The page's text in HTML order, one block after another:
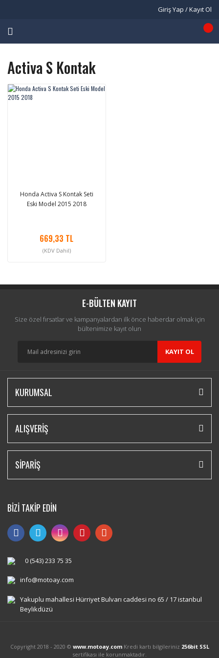
Giriş Yap / Kayıt Ol
Activa S Kontak
Honda Activa S Kontak Seti
Eski Model 2015 2018
669,33 TL
(KDV Dahil)
E-BÜLTEN KAYIT
Size özel fırsatlar ve kampanyalardan ilk önce haberdar olmak için
bültenimize kayıt olun
KAYIT OL
KURUMSAL
ALIŞVERİŞ
SİPARİŞ
BİZİ TAKİP EDİN
0 (543) 233 75 35
info@motoay.com
Yakuplu mahallesi Hürriyet Bulvarı caddesi no 65 / 17 istanbul
Beylikdüzü
Copyright 2018 - 2020 © www.motoay.comKredi kartı bilgileriniz 256bit SSL
sertifikası ile korunmaktadır.